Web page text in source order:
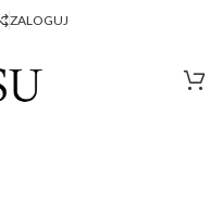
ZALOGUJ
Damskie
HAILEY – Wysokie